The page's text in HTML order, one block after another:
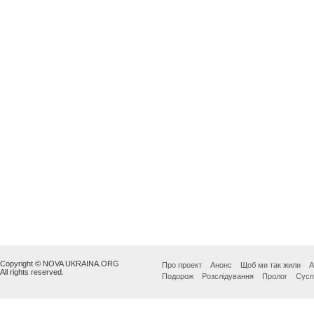
Copyright © NOVA UKRAINA.ORG
All rights reserved.
Про проект Анонс Щоб ми так жили
Подорож
Розслідування Пролог